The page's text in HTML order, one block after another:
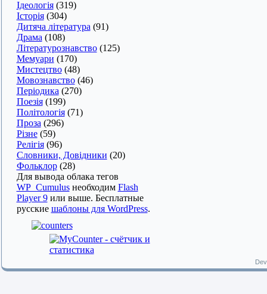
Ідеологія(319)
Історія(304)
Дитяча література (91)
Драма (108)
Літературознавство(125)
Мемуари (170)
Мистецтво(48)
Мовознавство(46)
Періодика (270)
Поезія(199)
Політологія(71)
Проза (296)
Різне(59)
Релігія(96)
Словники, Довідники (20)
Фольклор(28)
Для вывода облака тегов
WP_Cumulusнеобходим Flash
Player 9или выше. Бесплатные
русские шаблоны для WordPress.